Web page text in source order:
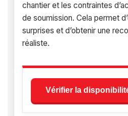
chantier et les contraintes
de soumission. Cela permet
surprises et d’obtenir une
réaliste.
Vérifier la